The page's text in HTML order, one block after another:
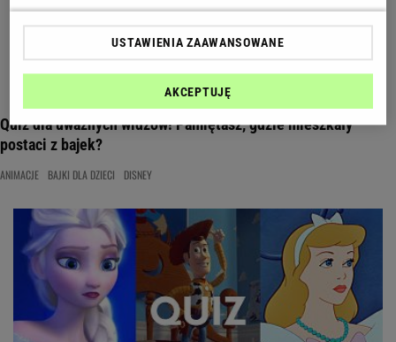
Quiz dla uważnych widzów! Pamiętasz, gdzie mieszkały
postaci z bajek?
ANIMACJE BAJKI DLA DZIECI DISNEY
USTAWIENIA ZAAWANSOWANE
AKCEPTUJĘ